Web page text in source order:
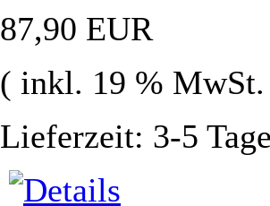
87,90 EUR
( inkl. 19 %
Lieferzeit: 3-5